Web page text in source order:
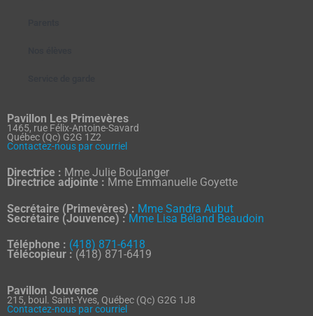
Pavillon Les Primevères
1465, rue Félix-Antoine-Savard
Québec (Qc) G2G 1Z2
Contactez-nous par courriel
Directrice : Mme Julie Boulanger
Directrice adjointe : Mme Emmanuelle Goyette
Secrétaire (Primevères) : Mme Sandra Aubut
Secrétaire (Jouvence) : Mme Lisa Béland Beaudoin
Téléphone : (418) 871-6418
Télécopieur : (418) 871-6419
Pavillon Jouvence
215, boul. Saint-Yves, Québec (Qc) G2G 1J8
Contactez-nous par courriel